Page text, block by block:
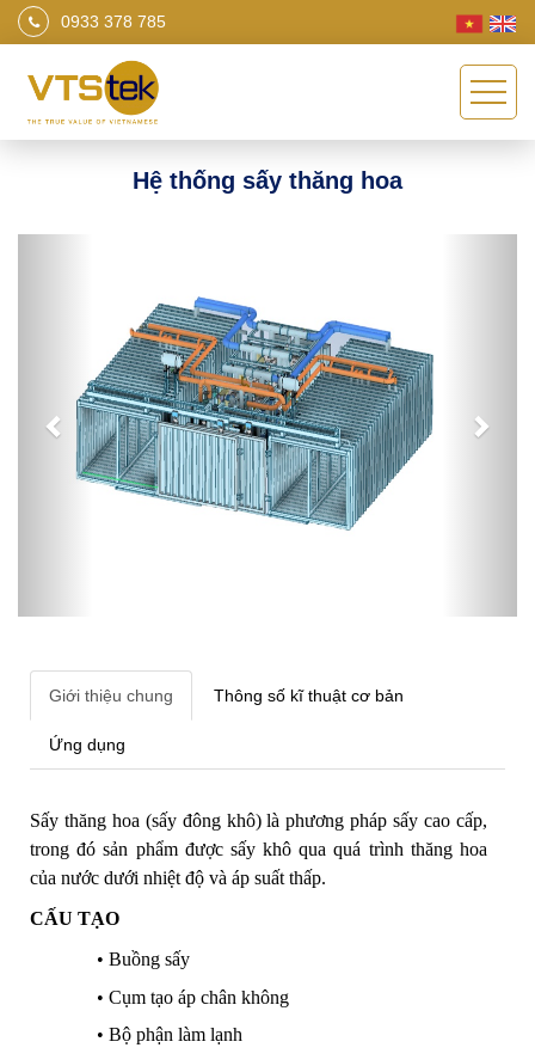
0933 378 785
Hệ thống sấy thăng hoa
Giới thiệu chung Thông số kĩ thuật cơ bản
Ứng dụng
Sấy thăng hoa (sấy đông khô) là phương pháp sấy cao cấp,
trong đó sản phẩm được sấy khô qua quá trình thăng hoa
của nước dưới nhiệt độ và áp suất thấp.
CẤU TẠO
• Buồng sấy
• Cụm tạo áp chân không
• Bộ phận làm lạnh